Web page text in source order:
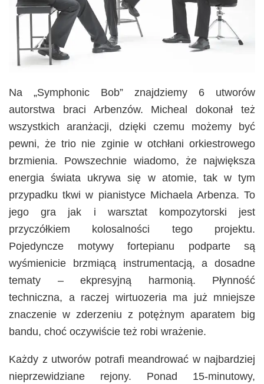
Na „Symphonic Bob” znajdziemy 6 utworów
autorstwa braci Arbenzów. Micheal dokonał też
wszystkich aranżacji, dzięki czemu możemy być
pewni, że trio nie zginie w otchłani orkiestrowego
brzmienia. Powszechnie wiadomo, że największa
energia świata ukrywa się w atomie, tak w tym
przypadku tkwi w pianistyce Michaela Arbenza. To
jego gra jak i warsztat kompozytorski jest
przyczółkiem kolosalności tego projektu.
Pojedyncze motywy fortepianu podparte są
wyśmienicie brzmiącą instrumentacją, a dosadne
tematy – ekpresyjną harmonią. Płynność
techniczna, a raczej wirtuozeria ma już mniejsze
znaczenie w zderzeniu z potężnym aparatem big
bandu, choć oczywiście też robi wrażenie.
Każdy z utworów potrafi meandrować w najbardziej
nieprzewidziane rejony. Ponad 15-minutowy,